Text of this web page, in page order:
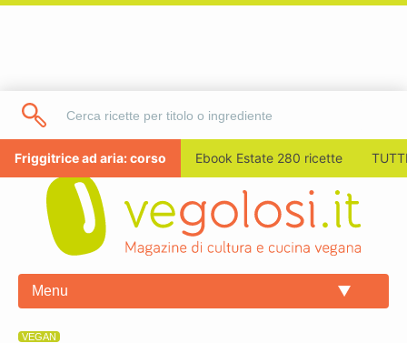
Friggitrice ad aria: corso Ebook Estate 280 ricette
Menu
VEGAN